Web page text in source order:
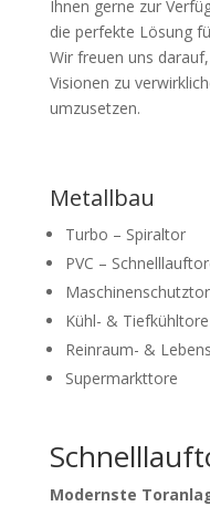
Ihnen gerne zur
die perfekte Lösung
Wir freuen uns
Visionen zu
umzusetzen.
Metallbau
Turbo – Spiraltor
PVC –
Kühl- & Tiefkühltore
Reinraum- &
Supermarkttore
Modernste